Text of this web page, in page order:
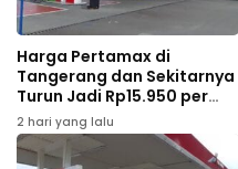
Harga Pertamax di
Tangerang dan Sekitarnya
Turun Jadi Rp15.950 per
Liter Mulai Agustus 2026
2 hari yang lalu